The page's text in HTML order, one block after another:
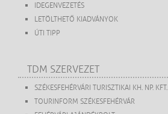
IDEGENVEZETÉS
LETÖLTHETŐ KIADVÁNYOK
ÚTI TIPP
TDM SZERVEZET
SZÉKESFEHÉRVÁRI TURISZTIKAI KH. NP. KFT.
TOURINFORM SZÉKESFEHÉRVÁR